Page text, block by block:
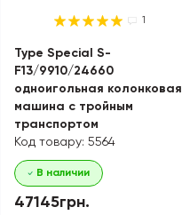
1
Type Special S-
F13/9910/24660
одноигольная колонковая
машина с тройным
транспортом
Код товару: 5564
В наличии
47145грн.